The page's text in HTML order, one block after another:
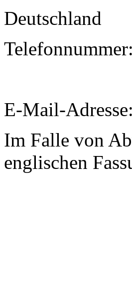
Deutschland
E-Mail-
Im Falle von
englischen